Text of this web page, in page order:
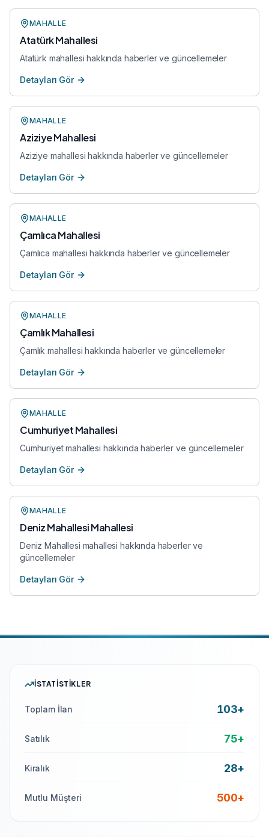
MAHALLE
Atatürk Mahallesi
Atatürk mahallesi hakkında haberler ve güncellemeler
Detayları Gör
MAHALLE
Aziziye Mahallesi
Aziziye mahallesi hakkında haberler ve güncellemeler
Detayları Gör
MAHALLE
Çamlıca Mahallesi
Çamlıca mahallesi hakkında haberler ve güncellemeler
Detayları Gör
MAHALLE
Çamlık Mahallesi
Çamlık mahallesi hakkında haberler ve güncellemeler
Detayları Gör
MAHALLE
Cumhuriyet Mahallesi
Cumhuriyet mahallesi hakkında haberler ve güncellemeler
Detayları Gör
MAHALLE
Deniz Mahallesi Mahallesi
Deniz Mahallesi mahallesi hakkında haberler ve
güncellemeler
Detayları Gör
İSTATISTIKLER
Toplam İlan 103+
Satılık 75+
Kiralık 28+
Mutlu Müşteri 500+